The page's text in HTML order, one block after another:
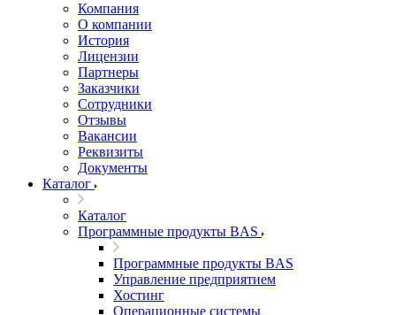
Компания
О компании
История
Лицензии
Партнеры
Заказчики
Сотрудники
Отзывы
Вакансии
Реквизиты
Документы
Каталог
Каталог
Программные продукты BAS
Программные продукты BAS
Управление предприятием
Хостинг
Операционные системы